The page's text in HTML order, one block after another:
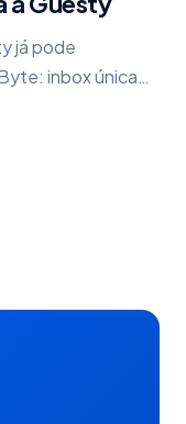
já pode
inbox única